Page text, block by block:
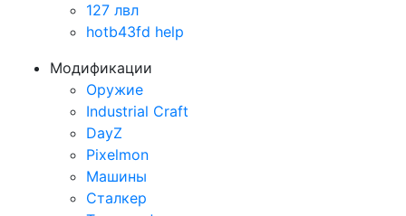
127 лвл
hotb43fd help
Модификации
Оружие
Industrial Craft
DayZ
Pixelmon
Машины
Сталкер